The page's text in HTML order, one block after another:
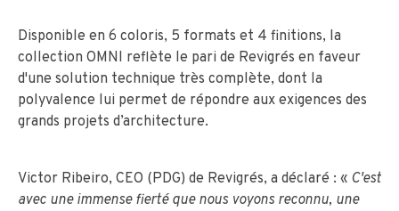
Disponible en 6 coloris, 5 formats et 4 finitions, la
collection OMNI reflète le pari de Revigrés en faveur
d'une solution technique très complète, dont la
polyvalence lui permet de répondre aux exigences des
grands projets d’architecture.
Victor Ribeiro, CEO (PDG) de Revigrés, a déclaré : « C'est
avec une immense fierté que nous voyons reconnu, une